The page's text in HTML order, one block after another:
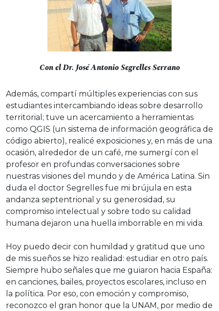
Con el Dr. José Antonio Segrelles Serrano
Además, compartí múltiples experiencias con sus
estudiantes intercambiando ideas sobre desarrollo
territorial; tuve un acercamiento a herramientas
como QGIS (un sistema de información geográfica de
código abierto), realicé exposiciones y, en más de una
ocasión, alrededor de un café, me sumergí con el
profesor en profundas conversaciones sobre
nuestras visiones del mundo y de América Latina. Sin
duda el doctor Segrelles fue mi brújula en esta
andanza septentrional y su generosidad, su
compromiso intelectual y sobre todo su calidad
humana dejaron una huella imborrable en mi vida.
Hoy puedo decir con humildad y gratitud que uno
de mis sueños se hizo realidad: estudiar en otro país.
Siempre hubo señales que me guiaron hacia España:
en canciones, bailes, proyectos escolares, incluso en
la política. Por eso, con emoción y compromiso,
reconozco el gran honor que la UNAM, por medio de